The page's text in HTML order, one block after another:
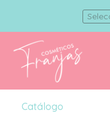
Catálogo